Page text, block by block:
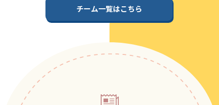
ポップアスリートカップ
ポップアスリートカップ
チーム一覧はこちら